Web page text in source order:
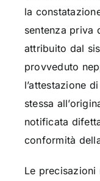
la
sentenza priva
attribuito dal
provveduto
l’attestazione
stessa
notificata
conformità
Le precisazioni